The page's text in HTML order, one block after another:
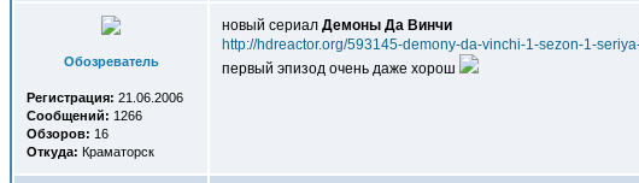
Обозреватель
Регистрация: 21.06.2006
Сообщений: 1266
Обзоров: 16
Откуда: Краматорск
новый сериал Демоны Да Винчи
http://hdreactor.org/593145-demony-da-vinchi-1-sezon-1-
первый эпизод очень даже хорош